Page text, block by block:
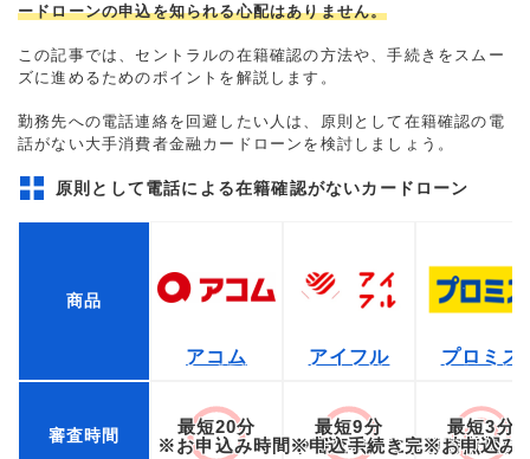
ードローンの申込を知られる心配はありません。
この記事では、セントラルの在籍確認の方法や、手続きをスムー
ズに進めるためのポイントを解説します。
勤務先への電話連絡を回避したい人は、原則として在籍確認の電
話がない大手消費者金融カードローンを検討しましょう。
原則として電話による在籍確認がないカードローン
商品
アコム アイフル プロミス
審査時間 最短20分
※お申込み時間や審査状況によりご希望に
最短9分
※申込手続き完了時点から
最短3分
※お申込み